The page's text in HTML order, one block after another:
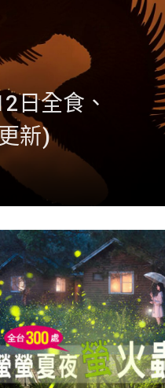
日全食、
新)
全台10大巨
、拍攝點)
石山、赤科
訊看這裡！